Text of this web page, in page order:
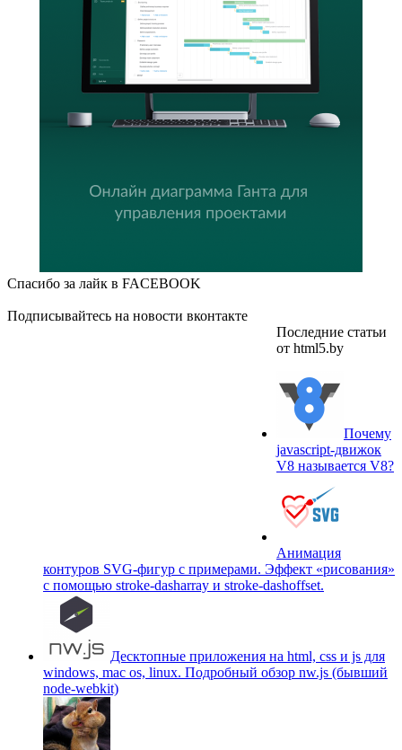
Спасибо за лайк в FACEBOOK
Подписывайтесь на новости вконтакте
Последние статьи
от html5.by
Почему
javascript-движок
V8 называется V8?
Анимация
контуров SVG-фигур с примерами. Эффект «рисования»
c помощью stroke-dasharray и stroke-dashoffset.
Десктопные приложения на html, css и js для
windows, mac os, linux. Подробный обзор nw.js (бывший
node-webkit)